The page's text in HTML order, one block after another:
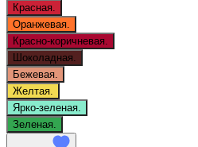
Красная.
Оранжевая.
Красно-коричневая.
Шоколадная.
Бежевая.
Желтая.
Ярко-зеленая.
Зеленая.